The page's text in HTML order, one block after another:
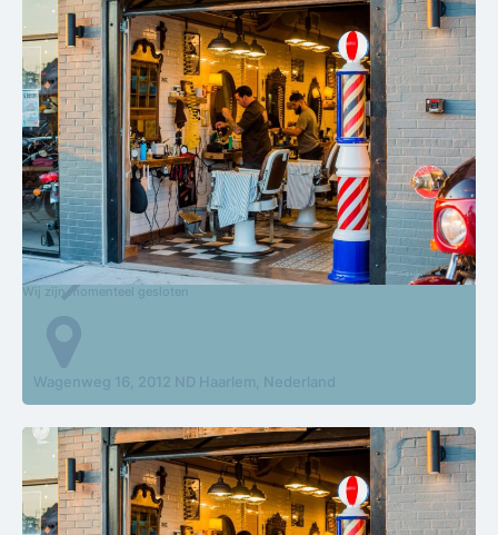
Wij zijn momenteel gesloten
CarlaH Hairstudio
Wagenweg 16, 2012 ND Haarlem, Nederland